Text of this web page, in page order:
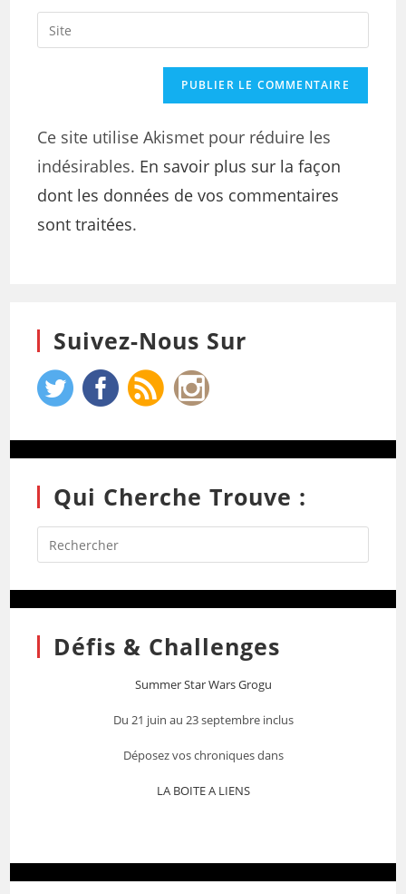
Ce site utilise Akismet pour réduire les
indésirables. En savoir plus sur la façon
dont les données de vos commentaires
sont traitées.
Suivez-Nous Sur
Qui Cherche Trouve :
Défis & Challenges
Summer Star Wars Grogu
Du 21 juin au 23 septembre inclus
Déposez vos chroniques dans
LA BOITE A LIENS